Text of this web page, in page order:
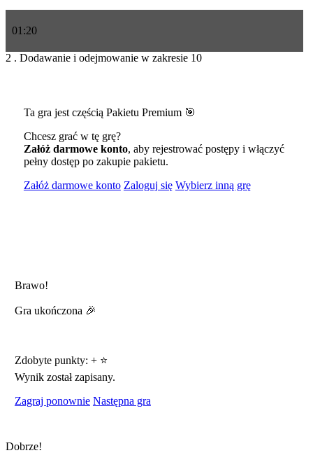
01 :20
2 . Dodawanie i odejmowanie w zakresie 10
Ta gra jest częścią Pakietu Premium 🎯
Chcesz grać w tę grę?
Załóż darmowe konto, aby rejestrować postępy i włączyć
pełny dostęp po zakupie pakietu.
Załóż darmowe konto Zaloguj się Wybierz inną grę
Brawo!
Gra ukończona 🎉
Zdobyte punkty: +⭐
Wynik został zapisany.
Zagraj ponownie Następna gra
Dobrze!